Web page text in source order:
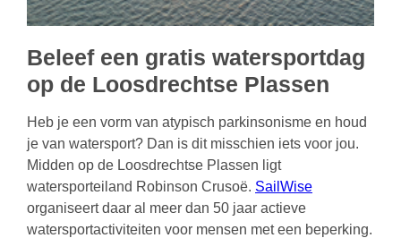
Beleef een gratis watersportdag
op de Loosdrechtse Plassen
Heb je een vorm van atypisch parkinsonisme en houd
je van watersport? Dan is dit misschien iets voor jou.
Midden op de Loosdrechtse Plassen ligt
watersporteiland Robinson Crusoë. SailWise
organiseert daar al meer dan 50 jaar actieve
watersportactiviteiten voor mensen met een beperking.